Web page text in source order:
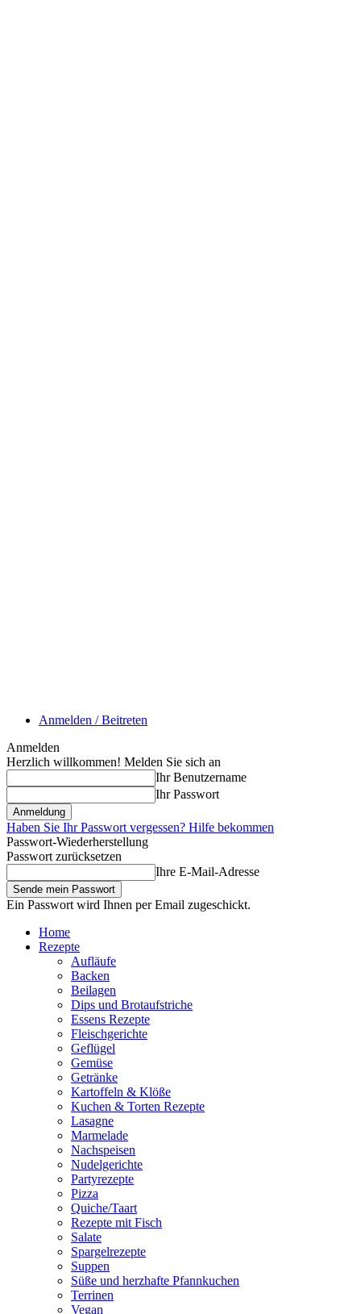
Anmelden / Beitreten
Anmelden
Herzlich willkommen! Melden Sie sich an
Ihr Benutzername
Ihr Passwort
Haben Sie Ihr Passwort vergessen? Hilfe bekommen
Passwort-Wiederherstellung
Passwort zurücksetzen
Ihre E-Mail-Adresse
Ein Passwort wird Ihnen per Email zugeschickt.
Home
Rezepte
Aufläufe
Backen
Beilagen
Dips und Brotaufstriche
Essens Rezepte
Fleischgerichte
Geflügel
Gemüse
Getränke
Kartoffeln & Klöße
Kuchen & Torten Rezepte
Lasagne
Marmelade
Nachspeisen
Nudelgerichte
Partyrezepte
Pizza
Quiche/Taart
Rezepte mit Fisch
Salate
Spargelrezepte
Suppen
Süße und herzhafte Pfannkuchen
Terrinen
Vegan